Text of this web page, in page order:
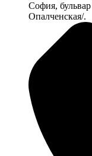
София,
Опалченская/.